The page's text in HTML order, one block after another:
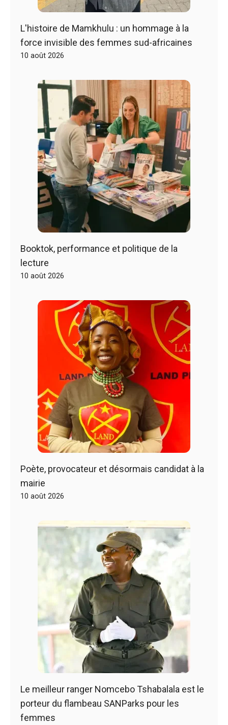
L'histoire de Mamkhulu : un hommage à la
force invisible des femmes sud-africaines
10 août 2026
Booktok, performance et politique de la
lecture
10 août 2026
Poète, provocateur et désormais candidat à la
mairie
10 août 2026
Le meilleur ranger Nomcebo Tshabalala est le
porteur du flambeau SANParks pour les
femmes